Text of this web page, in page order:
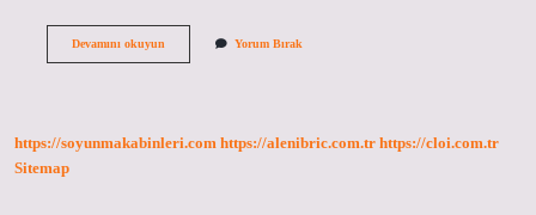
Devamını okuyunYoncada
Yorum Bırak
https://soyunmakabinleri.com https://alenibric.com.tr https://cloi.com.tr
Sitemap